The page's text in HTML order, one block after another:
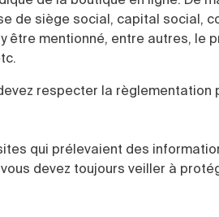
de siège social, capital social,
être mentionné, entre autres, le
respecter la règlementation
qui prélevaient des
devez toujours veiller à